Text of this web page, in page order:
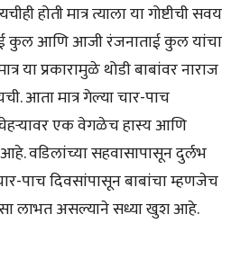
होती मात्र त्याला या गोष्टीची सवय
कुल आणि आजी रंजनाताई कुल यांचा
या प्रकारामुळे थोडी बाबांवर नाराज
आता मात्र गेल्या चार-पाच
चेहऱ्यावर एक वेगळेच हास्य आणि
वडिलांच्या सहवासापासून दुर्लभ
पाच दिवसांपासून बाबांचा म्हणजेच
लाभत असल्याने सध्या खुश आहे.